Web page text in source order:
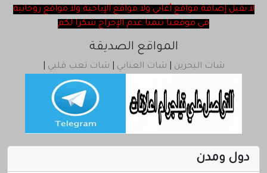
لا نقبل ‎إضافة مواقع أغاني ولا مواقع الإباحية ولا مواقع روحانية
في موقعنا تتمنا عدم الإحراج شكرا لكم
المواقع الصديقة
شات البحرين شات العنابي شات تعب قلبي
دول ومدن